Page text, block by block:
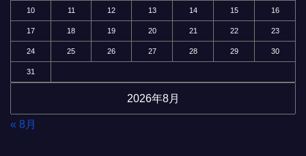
2026年8月
10 11 12 13 14 15 16
17 18 19 20 21 22 23
24 25 26 27 28 29 30
31
« 8月